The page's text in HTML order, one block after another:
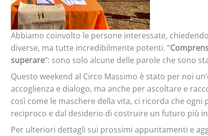
Abbiamo coinvolto le persone interessate,
diverse, ma tutte incredibilmente potenti. “
superare”: sono solo alcune delle parole che sono
Questo weekend al Circo Massimo è stato per noi
accoglienza e dialogo, ma anche per ascoltare e
così come le maschere della vita, ci ricorda che ogni
reciproco e dal desiderio di costruire un futuro più
Per ulteriori dettagli sui prossimi appuntamenti e